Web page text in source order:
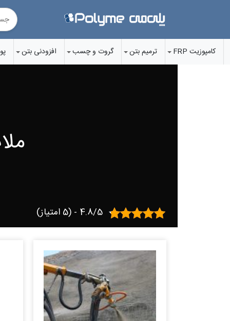
کامپوزیت FRP ترمیم بتن گروت‌ و چسب‌ افزودنی‌ بتن
4.8/5 - (5 امتیاز)